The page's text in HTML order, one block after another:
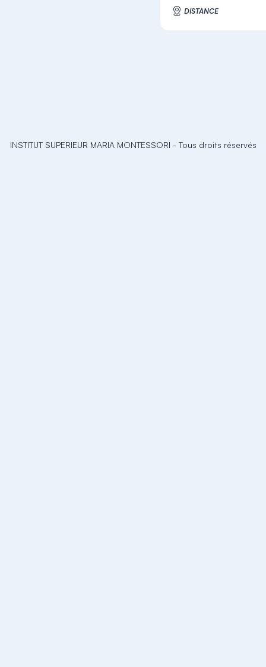
DISTANCE
INSTITUT SUPERIEUR MARIA MONTESSORI - Tous droits réservés